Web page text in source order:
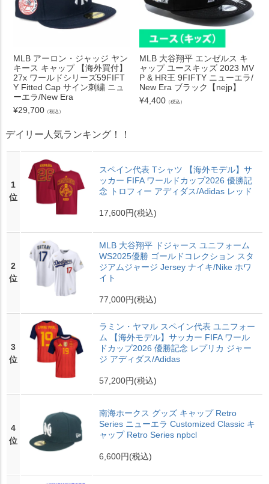
MLB アーロン・ジャッジ ヤン
キース キャップ 【海外買付】
27x ワールドシリーズ59FIFT
Y Fitted Cap サイン刺繍 ニュ
ーエラ/New Era
¥29,700 （税込）
MLB 大谷翔平 エンゼルス キ
ャップ ユースキッズ 2023 MV
P & HR王 9FIFTY ニューエラ/
New Era ブラック【nejp】
¥4,400 （税込）
デイリー人気ランキング！！
1
位
スペイン代表 Tシャツ 【海外モデル】サ
ッカー FIFA ワールドカップ2026 優勝記
念 トロフィー アディダス/Adidas レッド
17,600円(税込)
2
位
MLB 大谷翔平 ドジャース ユニフォーム
WS2025優勝 ゴールドコレクション スタ
ジアムジャージ Jersey ナイキ/Nike ホワ
イト
77,000円(税込)
3
位
ラミン・ヤマル スペイン代表 ユニフォー
ム 【海外モデル】サッカー FIFA ワール
ドカップ2026 優勝記念 レプリカ ジャー
ジ アディダス/Adidas
57,200円(税込)
4
位
南海ホークス グッズ キャップ Retro
Series ニューエラ Customized Classic キ
ャップ Retro Series npbcl
6,600円(税込)